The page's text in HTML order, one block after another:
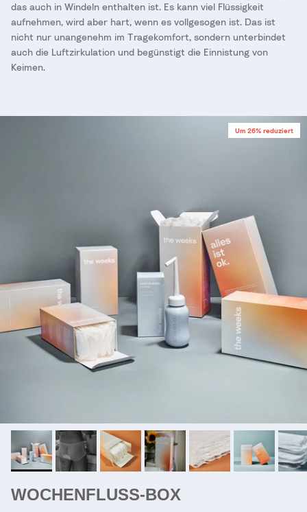
das auch in Windeln enthalten ist. Es kann viel Flüssigkeit
aufnehmen, wird aber hart, wenn es vollgesogen ist. Das ist
nicht nur unangenehm im Tragekomfort, sondern unterbindet
auch die Luftzirkulation und begünstigt die Einnistung von
Keimen.
Um 26% reduziert
WOCHENFLUSS-BOX